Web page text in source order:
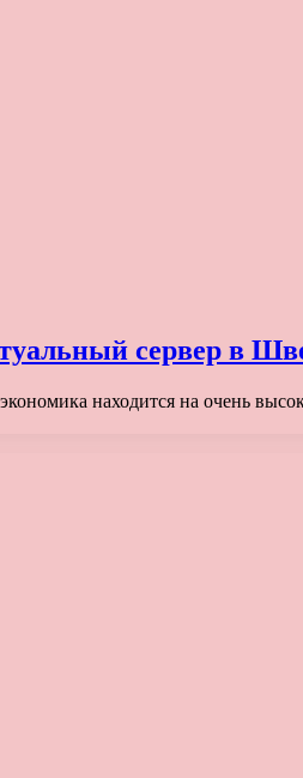
сервер в
находится на очень